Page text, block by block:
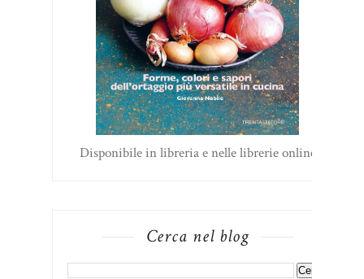
Disponibile in libreria e nelle librerie online
Cerca nel blog